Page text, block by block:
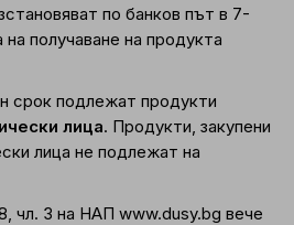
по банков път в 7-
получаване на продукта
срок подлежат продукти
лица. Продукти, закупени
лица не подлежат на
чл. 3 на НАП www.dusy.bg вече